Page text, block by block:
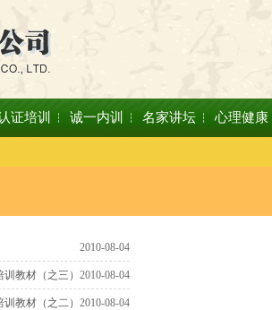
证培训 诚一内训 名家讲坛 心理健康
2010-08-04
2010-08-04
教材（之三）
2010-08-04
教材（之二）